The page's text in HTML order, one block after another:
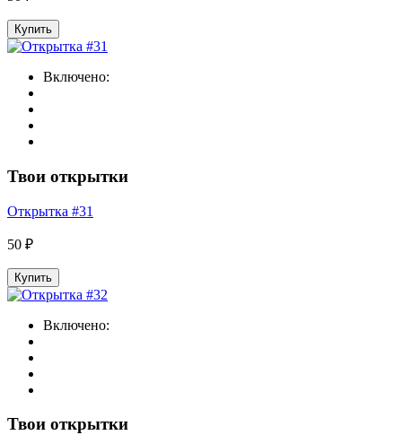
Купить
Включено:
Твои открытки
Открытка #31
50 ₽
Купить
Включено:
Твои открытки